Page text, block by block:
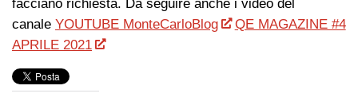
facciano richiesta. Da seguire anche i video del
canale YOUTUBE MonteCarloBlog
QE MAGAZINE #4
APRILE 2021